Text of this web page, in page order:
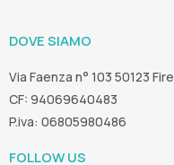
DOVE SIAMO
Via Faenza n° 103 50123
CF: 94069640483
P.iva: 06805980486
FOLLOW US